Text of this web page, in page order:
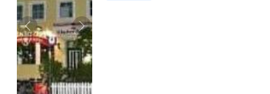
Zurück Weiter